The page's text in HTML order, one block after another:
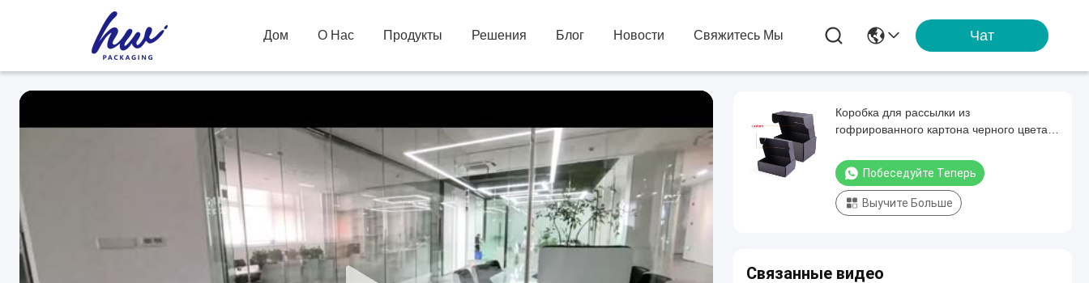
Дом О Нас Продукты Решения Блог Новости Свяжитесь Мы Чат
Коробка для рассылки из
гофрированного картона черного цвета с
подарочная упаковка для одежды и
премиальных товаров
Побеседуйте Теперь
Выучите Больше
Связанные видео